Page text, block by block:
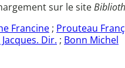
sur le site
Francine ; Prouteau
Dir. ; Bonn Michel